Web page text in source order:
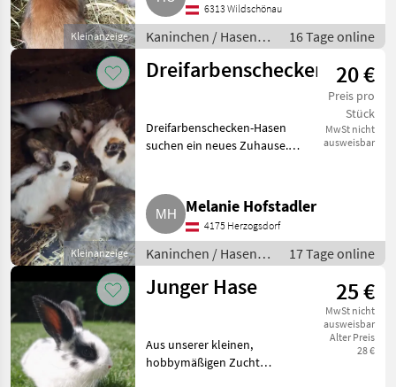
Kleinanzeige
6313 Wildschönau
Kaninchen / Hasen /
Jungkaninchen
16 Tage online
Kleinanzeige
Dreifarbenschecken 20 €
Preis pro
Stück
MwSt nicht
ausweisbar
Dreifarbenschecken-Hasen
suchen ein neues Zuhause.
entzückenden
Dreifarbenschecken-Hasen ein
liebevolles Zuhause
Melanie Hofstadler
4175 Herzogsdorf
Kaninchen / Hasen /
Jungkaninchen
17 Tage online
Junger Hase 25 €
MwSt nicht
ausweisbar
Alter Preis
28 €
Aus unserer kleinen,
hobbymäßigen Zucht